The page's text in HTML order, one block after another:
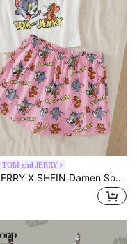
TOM and JERRY
TOM & JERRY X SHEIN Damen Sommer Pyjama Set mit witzigem Cartoon Buchstaben Muster an Träger Top und Shorts